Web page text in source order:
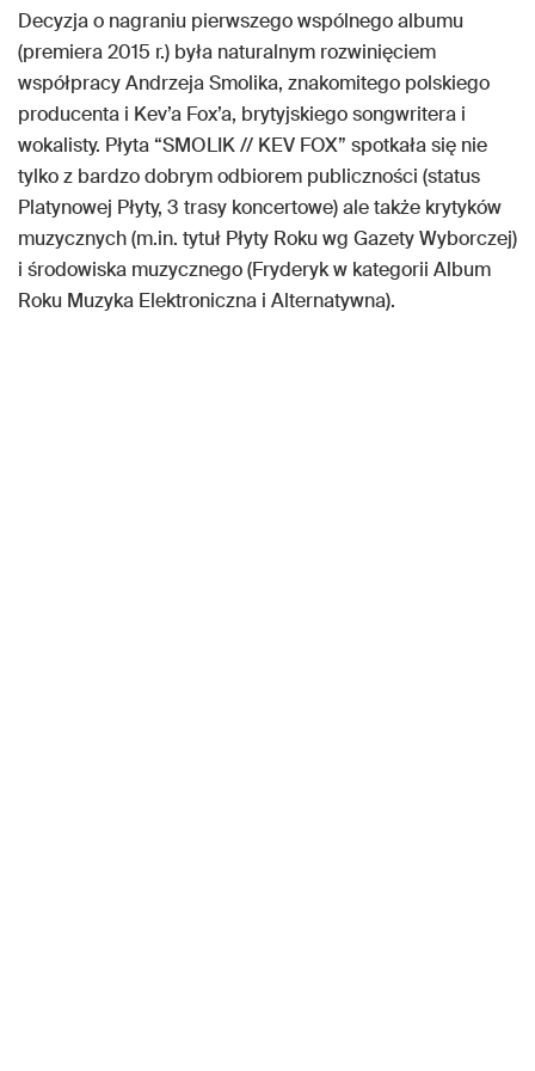
Decyzja o nagraniu pierwszego wspólnego albumu
(premiera 2015 r.) była naturalnym rozwinięciem
współpracy Andrzeja Smolika, znakomitego polskiego
producenta i Kev’a Fox’a, brytyjskiego songwritera i
wokalisty. Płyta “SMOLIK // KEV FOX” spotkała się nie
tylko z bardzo dobrym odbiorem publiczności (status
Platynowej Płyty, 3 trasy koncertowe) ale także krytyków
muzycznych (m.in. tytuł Płyty Roku wg Gazety Wyborczej)
i środowiska muzycznego (Fryderyk w kategorii Album
Roku Muzyka Elektroniczna i Alternatywna).